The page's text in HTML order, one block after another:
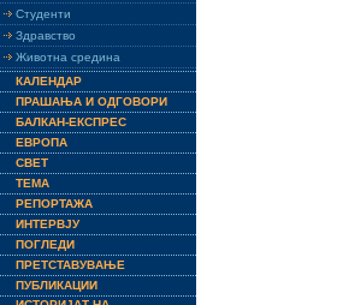
Студенти
Здравство
Животна средина
КАЛЕНДАР
ПРАШАЊА И ОДГОВОРИ
БАЛКАН-ЕКСПРЕС
ЕВРОПА
СВЕТ
ТЕМА
РЕПОРТАЖА
ИНТЕРВЈУ
ПОГЛЕДИ
ПРЕТСТАВУВАЊЕ
ПУБЛИКАЦИИ